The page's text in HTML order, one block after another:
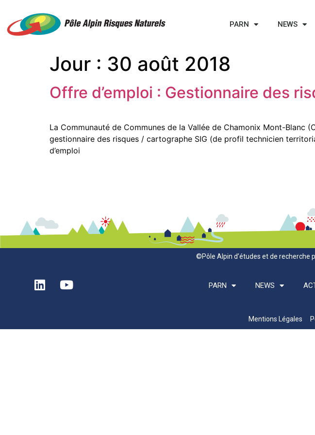
PARN NEWS
Jour : 30 août 2018
Offre d’emploi : Gestionnaire des
La Communauté de Communes de la Vallée de Chamonix Mont-
gestionnaire des risques / cartographe SIG (de profil technicien
d’emploi
©Pôle Alpin d’études et de recherche
PARN NEWS
Mentions Légales